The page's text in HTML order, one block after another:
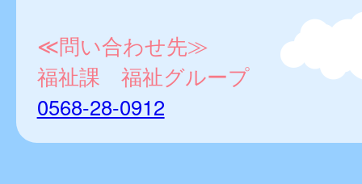
≪問い合わせ先≫
福祉課 福祉グループ
0568-28-0912